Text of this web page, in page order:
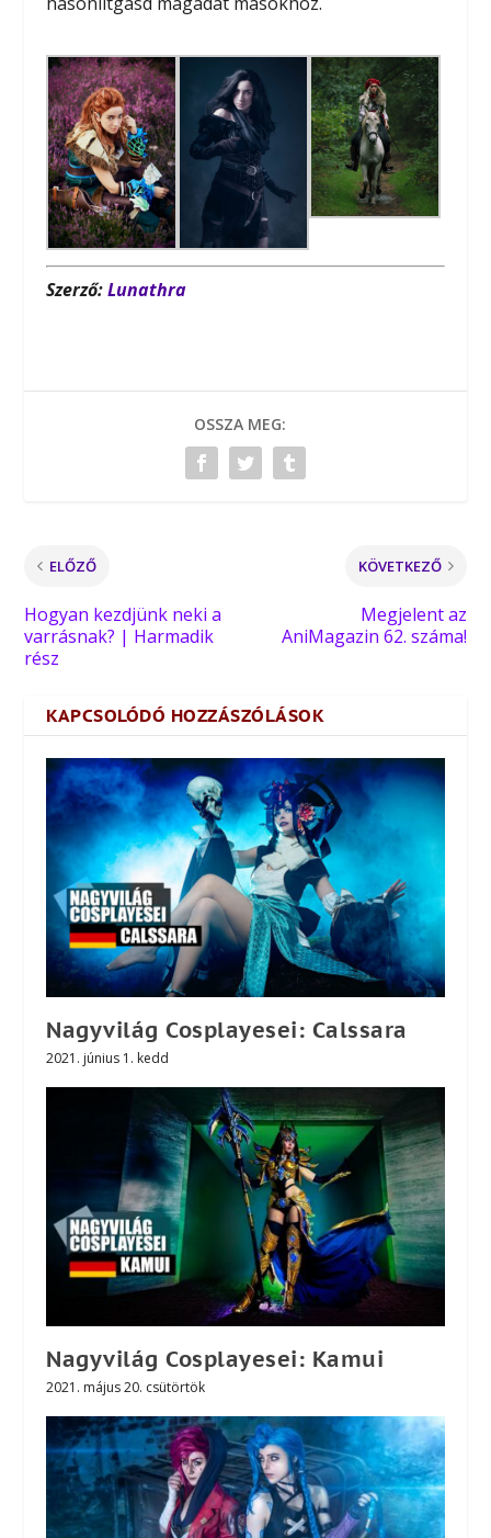
Szerző:Lunathra
OSSZA MEG:
ELŐZŐ
Hogyan kezdjünk neki a
varrásnak? | Harmadik
rész
KÖVETKEZŐ
Megjelent az
AniMagazin 62. száma!
KAPCSOLÓDÓ HOZZÁSZÓLÁSOK
Nagyvilág Cosplayesei: Calssara
2021. június 1. kedd
Nagyvilág Cosplayesei: Kamui
2021. május 20. csütörtök